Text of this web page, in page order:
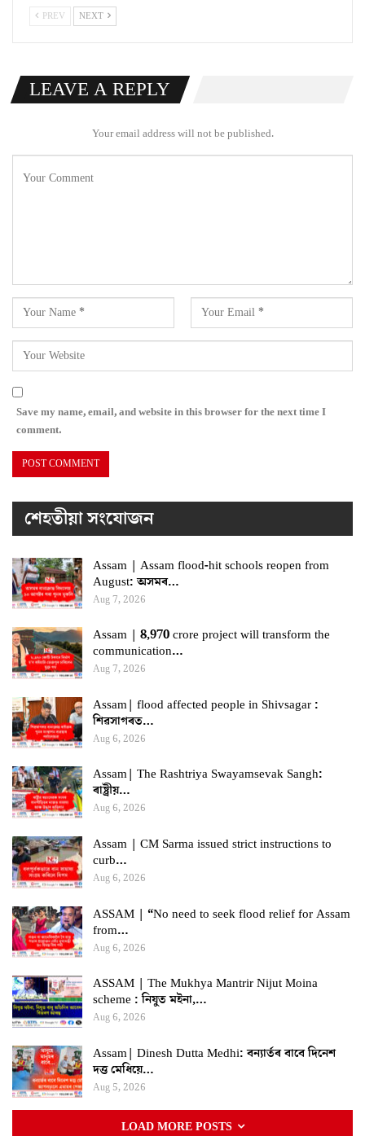
PREV NEXT
LEAVE A REPLY
Your email address will not be published.
Save my name, email, and website in this browser for the next time I
comment.
শেহতীয়া সংযোজন
Assam | Assam flood-hit schools reopen from
August: অসমৰ…
Aug 7, 2026
Assam | 8,970 crore project will transform the
communication…
Aug 7, 2026
Assam| flood affected people in Shivsagar :
শিৱসাগৰত…
Aug 6, 2026
Assam| The Rashtriya Swayamsevak Sangh:
ৰাষ্ট্ৰীয়…
Aug 6, 2026
Assam | CM Sarma issued strict instructions to
curb…
Aug 6, 2026
ASSAM | “No need to seek flood relief for Assam
from…
Aug 6, 2026
ASSAM | The Mukhya Mantrir Nijut Moina
scheme : নিযুত মইনা,…
Aug 6, 2026
Assam| Dinesh Dutta Medhi: বন্যাৰ্তৰ বাবে দিনেশ
দত্ত মেধিয়ে…
Aug 5, 2026
LOAD MORE POSTS